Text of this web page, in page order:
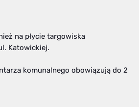
na płycie targowiska
Katowickiej.
komunalnego obowiązują do 2